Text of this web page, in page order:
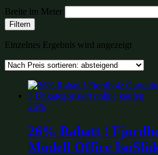
Breite im Meter
Filtern
Einzelnes Ergebnis wird angezeigt
26%
26% Rabatt !
Modell Office